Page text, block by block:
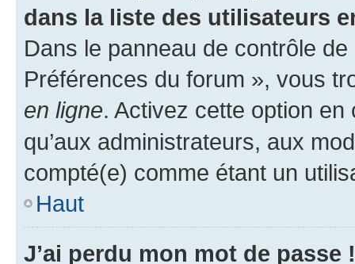
dans la liste des utilisateurs
Dans le panneau de contrôle
Préférences du forum », vous
en ligne. Activez cette option
qu’aux administrateurs, aux
compté(e) comme étant un
Haut
J’ai perdu mon mot de passe !